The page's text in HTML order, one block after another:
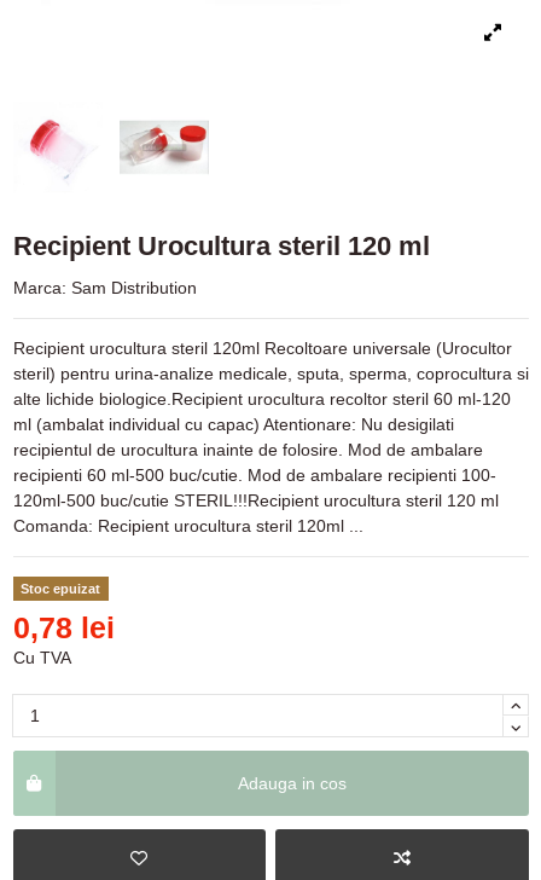
Recipient Urocultura steril 120 ml
Marca: Sam Distribution
Recipient urocultura steril 120ml Recoltoare universale (Urocultor
steril) pentru urina-analize medicale, sputa, sperma, coprocultura si
alte lichide biologice.Recipient urocultura recoltor steril 60 ml-120
ml (ambalat individual cu capac) Atentionare: Nu desigilati
recipientul de urocultura inainte de folosire. Mod de ambalare
recipienti 60 ml-500 buc/cutie. Mod de ambalare recipienti 100-
120ml-500 buc/cutie STERIL!!!Recipient urocultura steril 120 ml
Comanda: Recipient urocultura steril 120ml ...
Stoc epuizat
0,78 lei
Cu TVA
Adauga in cos